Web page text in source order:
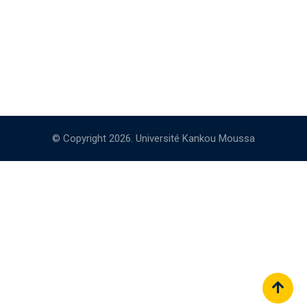
© Copyright 2026. Université Kankou Moussa